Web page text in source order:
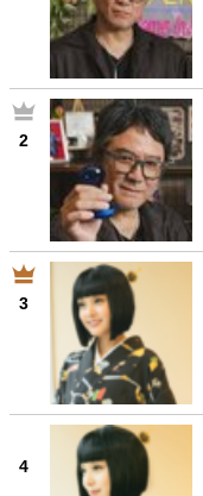
2
3
4